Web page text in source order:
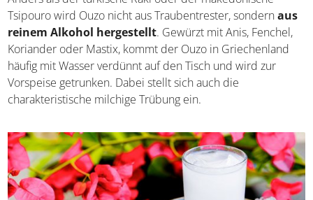
Anders als der türkische Raki oder der makedonische
Tsipouro wird Ouzo nicht aus Traubentrester, sondern
aus reinem Alkohol hergestellt. Gewürzt mit Anis,
Fenchel, Koriander oder Mastix, kommt der Ouzo in
Griechenland häufig mit Wasser verdünnt auf den Tisch
die charakteristische milchige Trübung ein.